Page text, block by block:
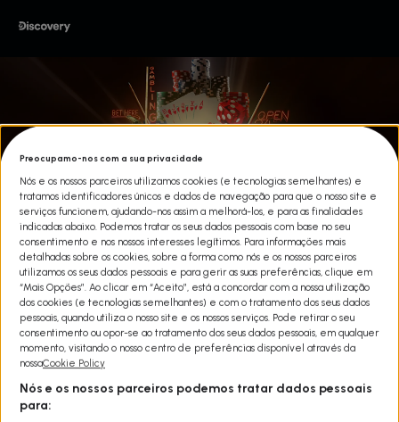
O JOGO DOS GOLPISTAS
As crónicas dos golpistas - as incríveis histórias verdadeiras das
Preocupamo-nos com a sua privacidade
Nós e os nossos parceiros utilizamos cookies (e tecnologias semelhantes) e
tratamos identificadores únicos e dados de navegação para que o nosso site e
serviços funcionem, ajudando-nos assim a melhorá-los, e para as finalidades
indicadas abaixo. Podemos tratar os seus dados pessoais com base no seu
consentimento e nos nossos interesses legítimos. Para informações mais
detalhadas sobre os cookies, sobre a forma como nós e os nossos parceiros
utilizamos os seus dados pessoais e para gerir as suas preferências, clique em
“Mais Opções”. Ao clicar em “Aceito”, está a concordar com a nossa utilização
dos cookies (e tecnologias semelhantes) e com o tratamento dos seus dados
pessoais, quando utiliza o nosso site e os nossos serviços. Pode retirar o seu
consentimento ou opor-se ao tratamento dos seus dados pessoais, em qualquer
momento, visitando o nosso centro de preferências disponível através da
nossaCookie Policy
Nós e os nossos parceiros podemos tratar dados pessoais
para: